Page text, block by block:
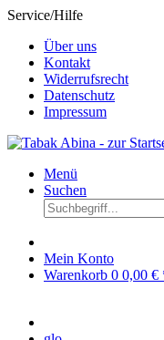
Service/Hilfe
Über uns
Kontakt
Widerrufsrecht
Datenschutz
Impressum
Menü
Suchen
Mein Konto
Warenkorb 0 0,00 €